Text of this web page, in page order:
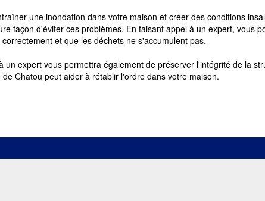
une inondation dans votre maison et créer des conditions
façon d'éviter ces problèmes. En faisant appel à un expert, vous
et que les déchets ne s'accumulent pas.
un expert vous permettra également de préserver l'intégrité de la
Chatou peut aider à rétablir l'ordre dans votre maison.